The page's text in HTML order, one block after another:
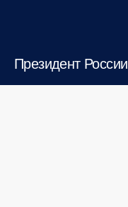
Президент России